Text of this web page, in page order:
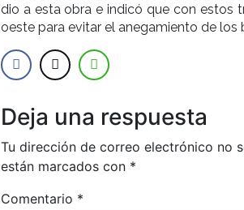
dio a esta obra e indicó que con estos
oeste para evitar el anegamiento de los
Deja una respuesta
Tu dirección de correo electrónico no
están marcados con *
Comentario *